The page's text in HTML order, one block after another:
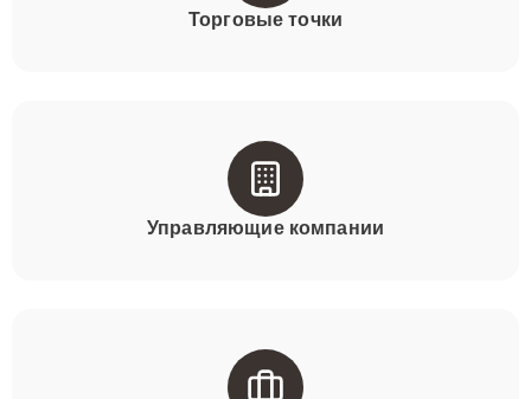
Торговые точки
Управляющие компании